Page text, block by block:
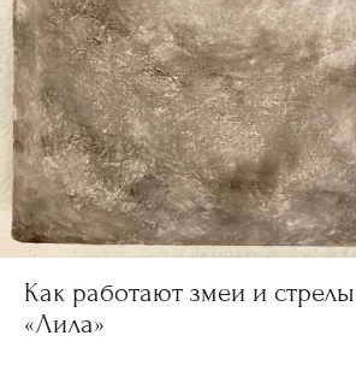
Как работают змеи и
«Лила»